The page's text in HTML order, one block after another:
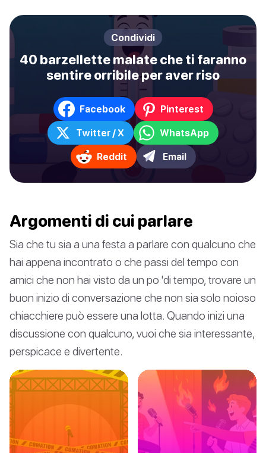
Condividi
40 barzellette malate che ti faranno
sentire orribile per aver riso
Facebook Pinterest
Twitter / X WhatsApp
Reddit Email
Argomenti di cui parlare
Sia che tu sia a una festa a parlare con qualcuno che
hai appena incontrato o che passi del tempo con
amici che non hai visto da un po 'di tempo, trovare un
buon inizio di conversazione che non sia solo noioso
chiacchiere può essere una lotta. Quando inizi una
discussione con qualcuno, vuoi che sia interessante,
perspicace e divertente.